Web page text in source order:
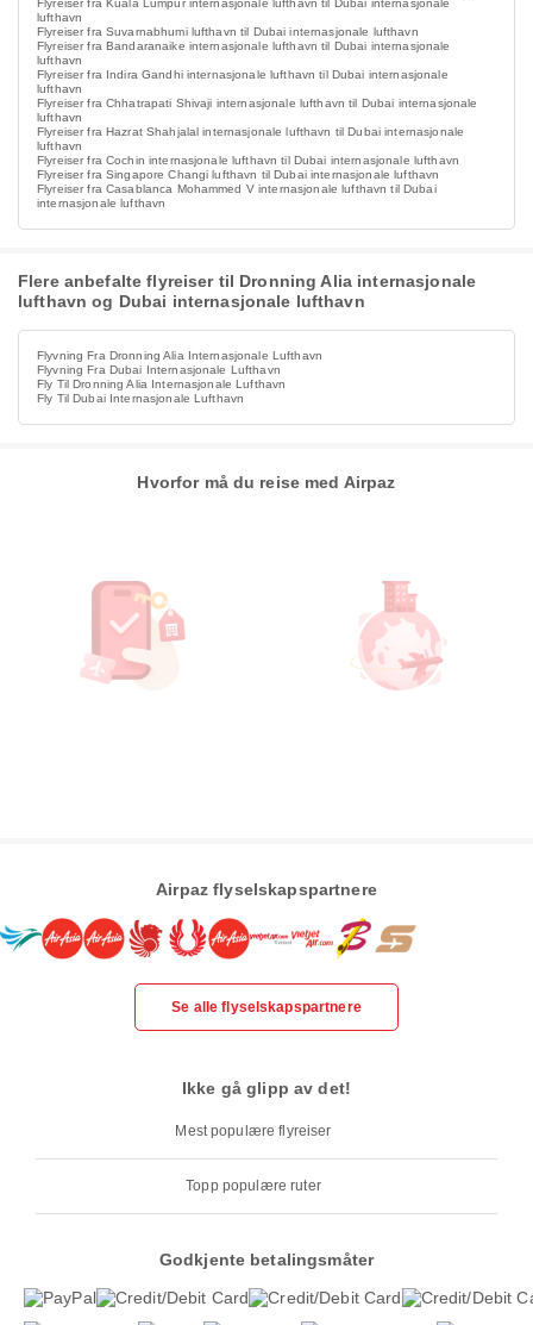
Flyreiser fra Kuala Lumpur internasjonale lufthavn til Dubai internasjonale
lufthavn
Flyreiser fra Suvarnabhumi lufthavn til Dubai internasjonale lufthavn
Flyreiser fra Bandaranaike internasjonale lufthavn til Dubai internasjonale
lufthavn
Flyreiser fra Indira Gandhi internasjonale lufthavn til Dubai internasjonale
lufthavn
Flyreiser fra Chhatrapati Shivaji internasjonale lufthavn til Dubai internasjonale
lufthavn
Flyreiser fra Hazrat Shahjalal internasjonale lufthavn til Dubai internasjonale
lufthavn
Flyreiser fra Cochin internasjonale lufthavn til Dubai internasjonale lufthavn
Flyreiser fra Singapore Changi lufthavn til Dubai internasjonale lufthavn
Flyreiser fra Casablanca Mohammed V internasjonale lufthavn til Dubai
internasjonale lufthavn
Flere anbefalte flyreiser til Dronning Alia internasjonale
lufthavn og Dubai internasjonale lufthavn
Flyvning Fra Dronning Alia Internasjonale Lufthavn
Flyvning Fra Dubai Internasjonale Lufthavn
Fly Til Dronning Alia Internasjonale Lufthavn
Fly Til Dubai Internasjonale Lufthavn
Hvorfor må du reise med Airpaz
Airpaz flyselskapspartnere
Se alle flyselskapspartnere
Ikke gå glipp av det!
Mest populære flyreiser
Topp populære ruter
Godkjente betalingsmåter